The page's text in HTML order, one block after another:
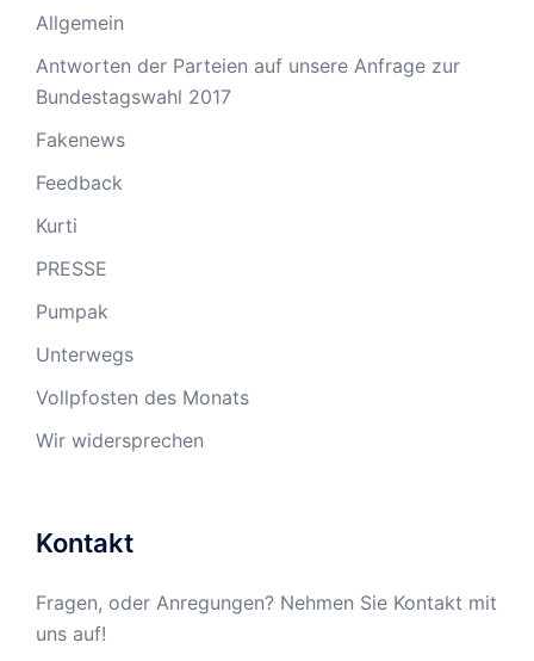
Allgemein
Antworten der Parteien auf unsere Anfrage zur
Bundestagswahl 2017
Fakenews
Feedback
Kurti
PRESSE
Pumpak
Unterwegs
Vollpfosten des Monats
Wir widersprechen
Kontakt
Fragen, oder Anregungen? Nehmen Sie Kontakt mit
uns auf!